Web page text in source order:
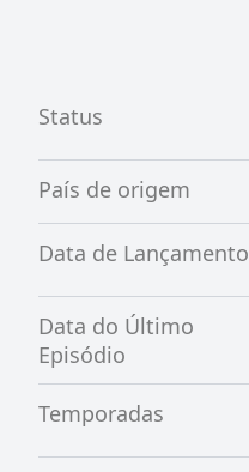
Status
País de origem
Data de Lançamento
Data do Último
Episódio
Temporadas